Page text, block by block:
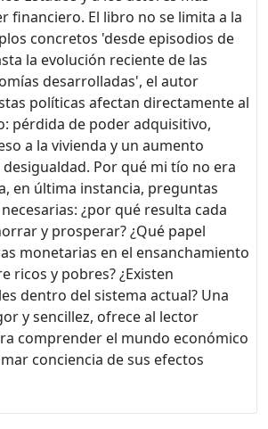
financiero. El libro no se limita a la
concretos 'desde episodios de
la evolución reciente de las
desarrolladas', el autor
políticas afectan directamente al
pérdida de poder adquisitivo,
a la vivienda y un aumento
Por qué mi tío no era
en última instancia, preguntas
¿por qué resulta cada
y prosperar? ¿Qué papel
monetarias en el ensanchamiento
ricos y pobres? ¿Existen
dentro del sistema actual? Una
y sencillez, ofrece al lector
comprender el mundo económico
conciencia de sus efectos